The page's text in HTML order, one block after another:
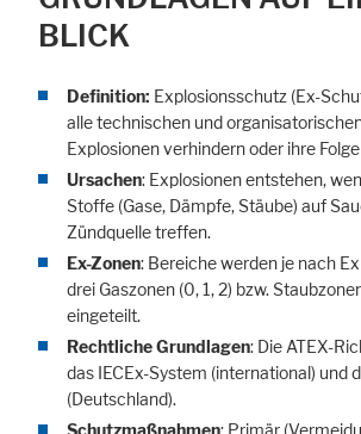
BLICK
Definition: Explosionsschutz (Ex-
alle technischen und
Explosionen verhindern oder ihre
Ursachen: Explosionen entstehen,
Stoffe (Gase, Dämpfe, Stäube) auf
Zündquelle treffen.
Ex-Zonen: Bereiche werden je nach
drei Gaszonen (0, 1, 2) bzw.
eingeteilt.
Rechtliche Grundlagen: Die ATEX-
das IECEx-System (international) und
(Deutschland).
Marketing und Statistik
Statistik Cookies erfassen Informationen anonym.
helfen uns zu verstehen, wie unsere Besucher unsere
Cookie Informationen anzeigen